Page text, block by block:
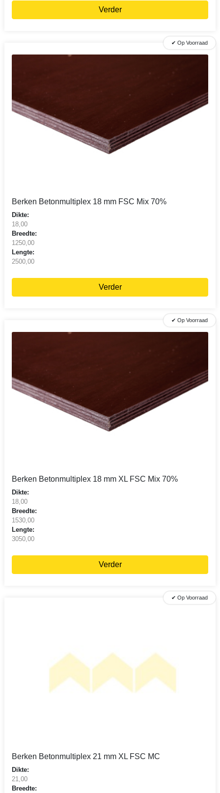
Verder
✔ Op Voorraad
Berken Betonmultiplex 18 mm FSC Mix 70%
Dikte:
18,00
Breedte:
1250,00
Lengte:
2500,00
Verder
✔ Op Voorraad
Berken Betonmultiplex 18 mm XL FSC Mix 70%
Dikte:
18,00
Breedte:
1530,00
Lengte:
3050,00
Verder
✔ Op Voorraad
Berken Betonmultiplex 21 mm XL FSC MC
Dikte:
21,00
Breedte: